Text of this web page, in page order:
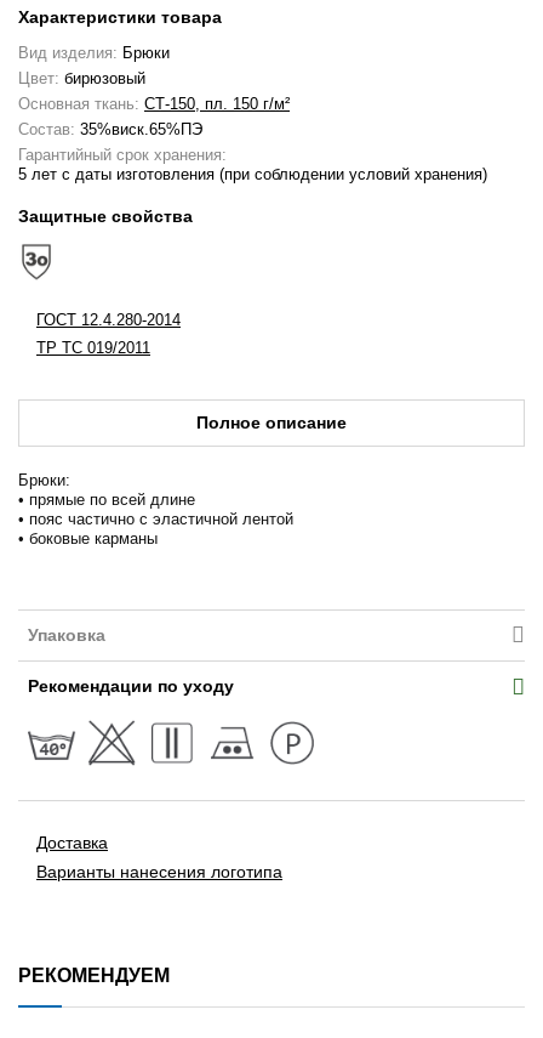
Характеристики товара
Вид изделия: Брюки
Цвет: бирюзовый
Основная ткань: СТ-150, пл. 150 г/м²
Состав: 35%виск.65%ПЭ
Гарантийный срок хранения:
5 лет с даты изготовления (при соблюдении условий хранения)
Защитные свойства
ГОСТ 12.4.280-2014
ТР ТС 019/2011
Полное описание
Брюки:
• прямые по всей длине
• пояс частично с эластичной лентой
• боковые карманы
Упаковка
Рекомендации по уходу
Доставка
Варианты нанесения логотипа
РЕКОМЕНДУЕМ